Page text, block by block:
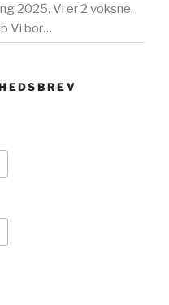
2025. Vi er 2 voksne,
Vi bor…